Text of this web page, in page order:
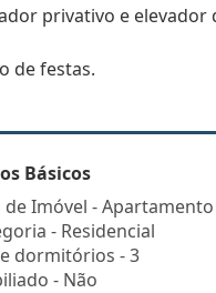
privativo e elevador
de festas.
Básicos
de Imóvel - Apartamento
- Residencial
dormitórios - 3
- Não